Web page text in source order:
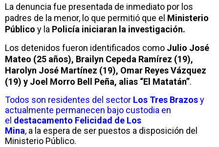
La denuncia fue presentada de inmediato por los
padres de la menor, lo que permitió que el Ministerio
Público y la Policía iniciaran la investigación.
Los detenidos fueron identificados como Julio José
Mateo (25 años), Brailyn Cepeda Ramírez (19),
Harolyn José Martínez (19), Omar Reyes Vázquez
(19) y Joel Morro Bell Peña, alias “El Matatán”.
Todos son residentes del sector Los Tres Brazosy
actualmente permanecen bajo custodia en
el destacamento Felicidad de Los
Mina, a la espera de ser puestos a disposición del
Ministerio Público.